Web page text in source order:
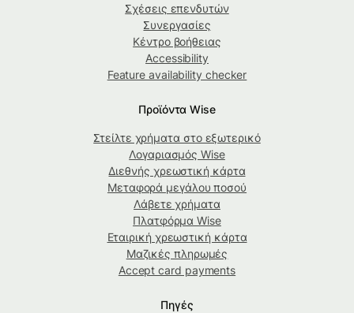
Σχέσεις επενδυτών
Συνεργασίες
Κέντρο βοήθειας
Accessibility
Feature availability checker
Προϊόντα Wise
Στείλτε χρήματα στο εξωτερικό
Λογαριασμός Wise
Διεθνής χρεωστική κάρτα
Μεταφορά μεγάλου ποσού
Λάβετε χρήματα
Πλατφόρμα Wise
Εταιρική χρεωστική κάρτα
Μαζικές πληρωμές
Accept card payments
Πηγές